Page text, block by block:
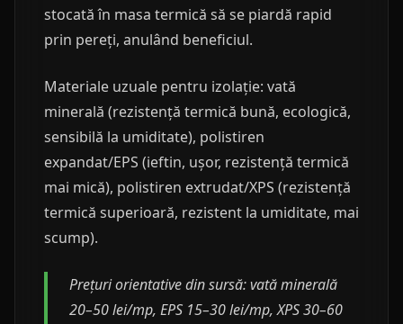
stocată în masa termică să se piardă rapid
prin pereți, anulând beneficiul.
Materiale uzuale pentru izolație: vată
minerală (rezistență termică bună, ecologică,
sensibilă la umiditate), polistiren
expandat/EPS (ieftin, ușor, rezistență termică
mai mică), polistiren extrudat/XPS (rezistență
termică superioară, rezistent la umiditate, mai
scump).
Prețuri orientative din sursă: vată minerală
20–50 lei/mp, EPS 15–30 lei/mp, XPS 30–60